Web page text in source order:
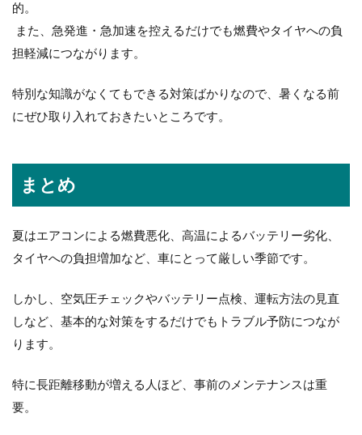
的。
また、急発進・急加速を控えるだけでも燃費やタイヤへの負
担軽減につながります。
特別な知識がなくてもできる対策ばかりなので、暑くなる前
にぜひ取り入れておきたいところです。
まとめ
夏はエアコンによる燃費悪化、高温によるバッテリー劣化、
タイヤへの負担増加など、車にとって厳しい季節です。
しかし、空気圧チェックやバッテリー点検、運転方法の見直
しなど、基本的な対策をするだけでもトラブル予防につなが
ります。
特に長距離移動が増える人ほど、事前のメンテナンスは重
要。